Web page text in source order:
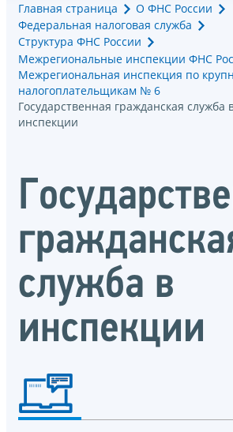
Главная страница
О ФНС России
Федеральная налоговая служба
Структура ФНС России
Межрегиональные инспекции ФНС
Межрегиональная инспекция по
налогоплательщикам № 6
Государственная гражданская служба
инспекции
служба в
инспекции